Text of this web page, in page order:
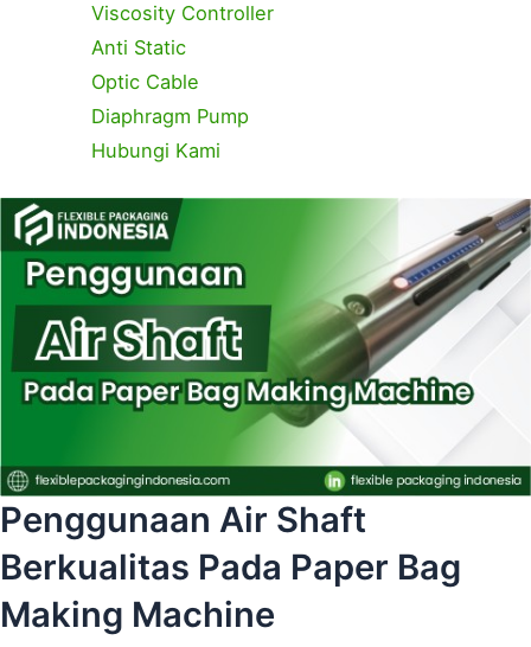
Viscosity Controller
Anti Static
Optic Cable
Diaphragm Pump
Hubungi Kami
Penggunaan Air Shaft
Berkualitas Pada Paper Bag
Making Machine
a
t
e
g
i
e